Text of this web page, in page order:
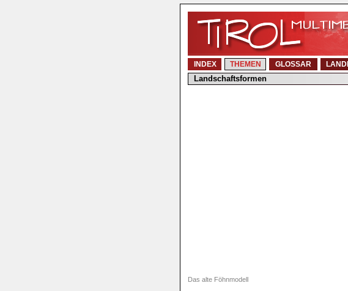
INDEX THEMEN GLOSSAR
Landschaftsformen
Das alte Föhnmodell